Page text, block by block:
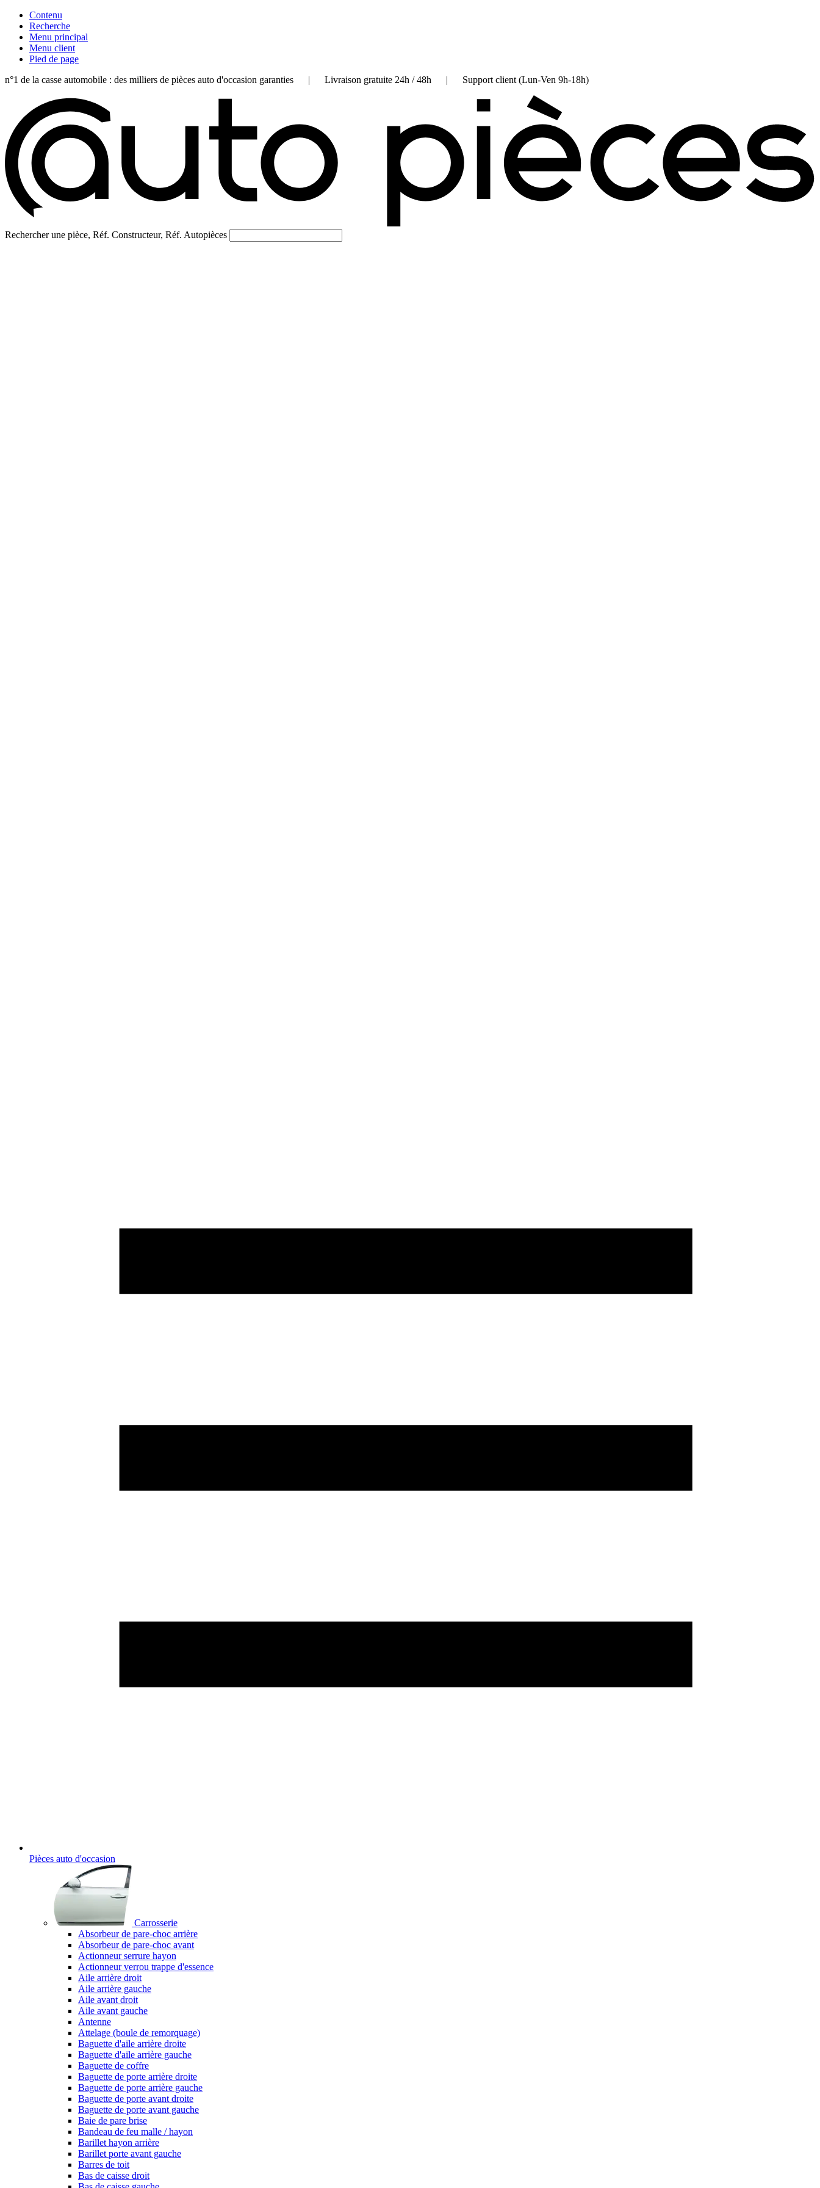
Contenu
Recherche
Menu principal
Menu client
Pied de page
n°1 de la casse automobile : des milliers de pièces auto d'occasion garanties | Livraison gratuite 24h / 48h | Support client (Lun-Ven 9h-18h)
Rechercher une pièce, Réf. Constructeur, Réf. Autopièces
Pièces auto d'occasion
Carrosserie
Absorbeur de pare-choc arrière
Absorbeur de pare-choc avant
Actionneur serrure hayon
Actionneur verrou trappe d'essence
Aile arrière droit
Aile arrière gauche
Aile avant droit
Aile avant gauche
Antenne
Attelage (boule de remorquage)
Baguette d'aile arrière droite
Baguette d'aile arrière gauche
Baguette de coffre
Baguette de porte arrière droite
Baguette de porte arrière gauche
Baguette de porte avant droite
Baguette de porte avant gauche
Baie de pare brise
Bandeau de feu malle / hayon
Barillet hayon arrière
Barillet porte avant gauche
Barres de toit
Bas de caisse droit